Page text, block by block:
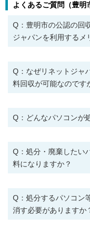
よくあるご質問（豊明
Q：豊明市の公認の回
ジャパンを利用するメ
Q：なぜリネットジャ
料回収が可能なのです
Q：どんなパソコンが
Q：処分・廃棄したい
料になりますか？
Q：処分するパソコン
消す必要がありますか